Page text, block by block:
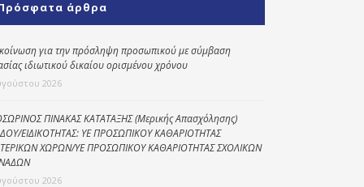
Kοινωνικό
φαρμακείο
Πρόγραμμα
“Βοήθεια στο σπίτι”
Κέντρο Ημερήσιας
Φροντίδας
άρθρα
για την πρόσληψη προσωπικού με σύμβαση
ιδιωτικού δικαίου ορισμένου χρόνου
2026
ΠΙΝΑΚΑΣ ΚΑΤΑΤΑΞΗΣ (Μερικής Απασχόλησης)
ΕΙΔΙΚΟΤΗΤΑΣ: ΥΕ ΠΡΟΣΩΠΙΚΟΥ ΚΑΘΑΡΙΟΤΗΤΑΣ
ΧΩΡΩΝ/ΥΕ ΠΡΟΣΩΠΙΚΟΥ ΚΑΘΑΡΙΟΤΗΤΑΣ ΣΧΟΛΙΚΩΝ
2026